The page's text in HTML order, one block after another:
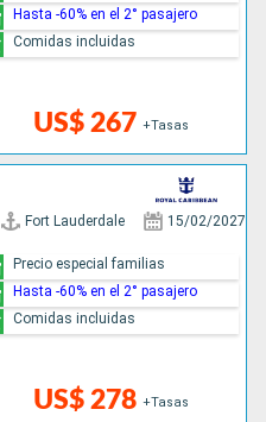
US$ 267 +Tasas
Hasta -60% en el 2° pasajero
Comidas incluidas
Fort Lauderdale 15/02/2027
US$ 278 +Tasas
Precio especial familias
Hasta -60% en el 2° pasajero
Comidas incluidas